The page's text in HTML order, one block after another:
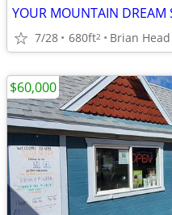
YOUR MOUNTAIN DREAM
7/28 680ft2 Brian Head
$60,000